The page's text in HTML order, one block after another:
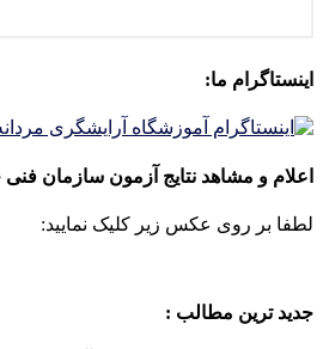
اینستاگرام ما:
اعلام و مشاهد نتایج آزمون سازمان
لطفا بر روی عکس زیر کلیک نمایید:
جدید ترین مطالب :